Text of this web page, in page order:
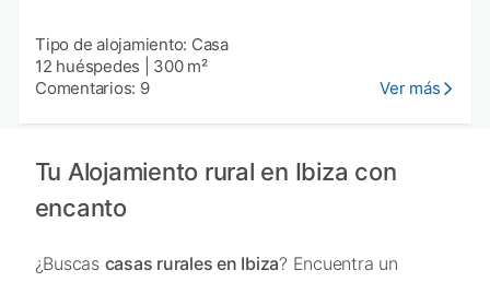
Tipo de alojamiento: Casa
12 huéspedes
300 m²
Comentarios: 9
Ver más
Tu Alojamiento rural en Ibiza con
encanto
¿Buscas casas rurales en Ibiza? Encuentra un